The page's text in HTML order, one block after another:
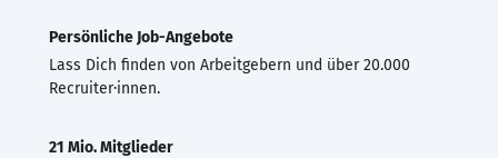
Persönliche Job-Angebote
Lass Dich finden von Arbeitgebern und über 20.000
Recruiter·innen.
21 Mio. Mitglieder